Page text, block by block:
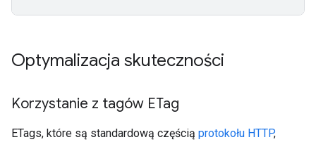
Optymalizacja skuteczności
Korzystanie z tagów ETag
ETags, które są standardową częścią protokołu HTTP,